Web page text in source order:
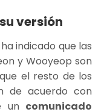
versión
indicado que las
y Wooyeop son
el resto de los
de acuerdo con
un comunicado